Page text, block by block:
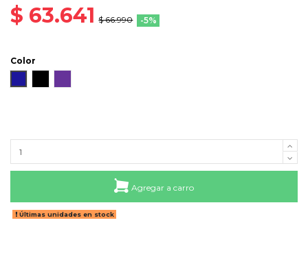
$ 63.641 $ 66.990 -5%
Color
Agregar a carro
Últimas unidades en stock